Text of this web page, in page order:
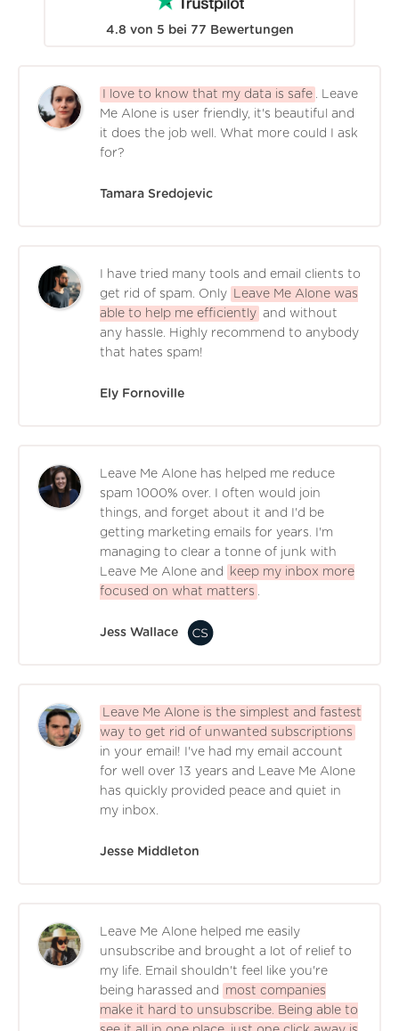
4.8 von 5 bei 77 Bewertungen
I love to know that my data is safe . Leave
Me Alone is user friendly, it's beautiful and
it does the job well. What more could I ask
for?
Tamara Sredojevic
I have tried many tools and email clients to
get rid of spam. Only
Leave Me Alone was
able to help me efficiently and without
any hassle. Highly recommend to anybody
that hates spam!
Ely Fornoville
Leave Me Alone has helped me reduce
spam 1000% over. I often would join
things, and forget about it and I'd be
getting marketing emails for years. I'm
managing to clear a tonne of junk with
Leave Me Alone and
keep my inbox more
focused on what matters .
Jess Wallace
Leave Me Alone is the simplest and fastest
way to get rid of unwanted subscriptions
in your email! I've had my email account
for well over 13 years and Leave Me Alone
has quickly provided peace and quiet in
my inbox.
Jesse Middleton
Leave Me Alone helped me easily
unsubscribe and brought a lot of relief to
my life. Email shouldn't feel like you're
being harassed and
most companies
make it hard to unsubscribe. Being able to